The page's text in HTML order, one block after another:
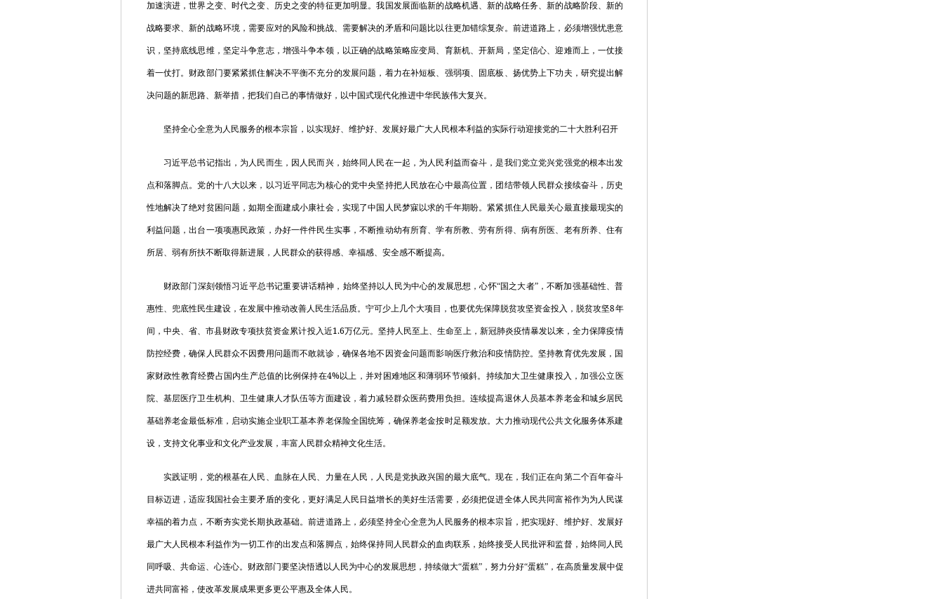
第…
全国发展和改革工作会议在京召开
国家发展改革委举行稳物价专题新闻发布会
以…
户…
中共中央 国务院印发《扩大内需战略规划纲要（2022－
关于为加快构建新发展格局提供有力支撑解读扩大内需
战…
关于粮食流通行政执法办法政策解读
国家发展改革委关于核定雁淮、扎青 特高压直流工程输
加速演进，世界之变、时代之变、历史之变的特征更加明显。我国发展面临新的战略机遇、新的战略任务、新的战略阶段、新的
战略要求、新的战略环境，需要应对的风险和挑战、需要解决的矛盾和问题比以往更加错综复杂。前进道路上，必须增强忧患意
识，坚持底线思维，坚定斗争意志，增强斗争本领，以正确的战略策略应变局、育新机、开新局，坚定信心、迎难而上，一仗接
着一仗打。财政部门要紧紧抓住解决不平衡不充分的发展问题，着力在补短板、强弱项、固底板、扬优势上下功夫，研究提出解
决问题的新思路、新举措，把我们自己的事情做好，以中国式现代化推进中华民族伟大复兴。
坚持全心全意为人民服务的根本宗旨，以实现好、维护好、发展好最广大人民根本利益的实际行动迎接党的二十大胜利召开
习近平总书记指出，为人民而生，因人民而兴，始终同人民在一起，为人民利益而奋斗，是我们党立党兴党强党的根本出发
点和落脚点。党的十八大以来，以习近平同志为核心的党中央坚持把人民放在心中最高位置，团结带领人民群众接续奋斗，历史
性地解决了绝对贫困问题，如期全面建成小康社会，实现了中国人民梦寐以求的千年期盼。紧紧抓住人民最关心最直接最现实的
利益问题，出台一项项惠民政策，办好一件件民生实事，不断推动幼有所育、学有所教、劳有所得、病有所医、老有所养、住有
所居、弱有所扶不断取得新进展，人民群众的获得感、幸福感、安全感不断提高。
财政部门深刻领悟习近平总书记重要讲话精神，始终坚持以人民为中心的发展思想，心怀“国之大者”，不断加强基础性、普
惠性、兜底性民生建设，在发展中推动改善人民生活品质。宁可少上几个大项目，也要优先保障脱贫攻坚资金投入，脱贫攻坚8年
间，中央、省、市县财政专项扶贫资金累计投入近1.6万亿元。坚持人民至上、生命至上，新冠肺炎疫情暴发以来，全力保障疫情
防控经费，确保人民群众不因费用问题而不敢就诊，确保各地不因资金问题而影响医疗救治和疫情防控。坚持教育优先发展，国
家财政性教育经费占国内生产总值的比例保持在4%以上，并对困难地区和薄弱环节倾斜。持续加大卫生健康投入，加强公立医
院、基层医疗卫生机构、卫生健康人才队伍等方面建设，着力减轻群众医药费用负担。连续提高退休人员基本养老金和城乡居民
基础养老金最低标准，启动实施企业职工基本养老保险全国统筹，确保养老金按时足额发放。大力推动现代公共文化服务体系建
设，支持文化事业和文化产业发展，丰富人民群众精神文化生活。
实践证明，党的根基在人民、血脉在人民、力量在人民，人民是党执政兴国的最大底气。现在，我们正在向第二个百年奋斗
目标迈进，适应我国社会主要矛盾的变化，更好满足人民日益增长的美好生活需要，必须把促进全体人民共同富裕作为为人民谋
幸福的着力点，不断夯实党长期执政基础。前进道路上，必须坚持全心全意为人民服务的根本宗旨，把实现好、维护好、发展好
最广大人民根本利益作为一切工作的出发点和落脚点，始终保持同人民群众的血肉联系，始终接受人民批评和监督，始终同人民
同呼吸、共命运、心连心。财政部门要坚决悟透以人民为中心的发展思想，持续做大“蛋糕”，努力分好“蛋糕”，在高质量发展中促
进共同富裕，使改革发展成果更多更公平惠及全体人民。